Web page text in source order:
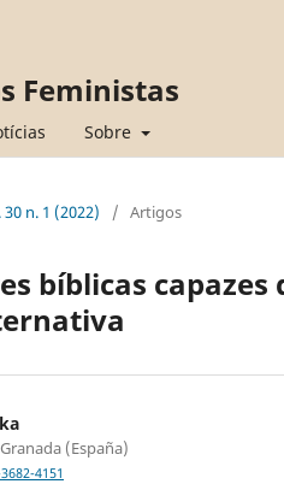
Feministas
Sobre
30 n. 1 (2022) / Artigos
bíblicas
(España)
4151